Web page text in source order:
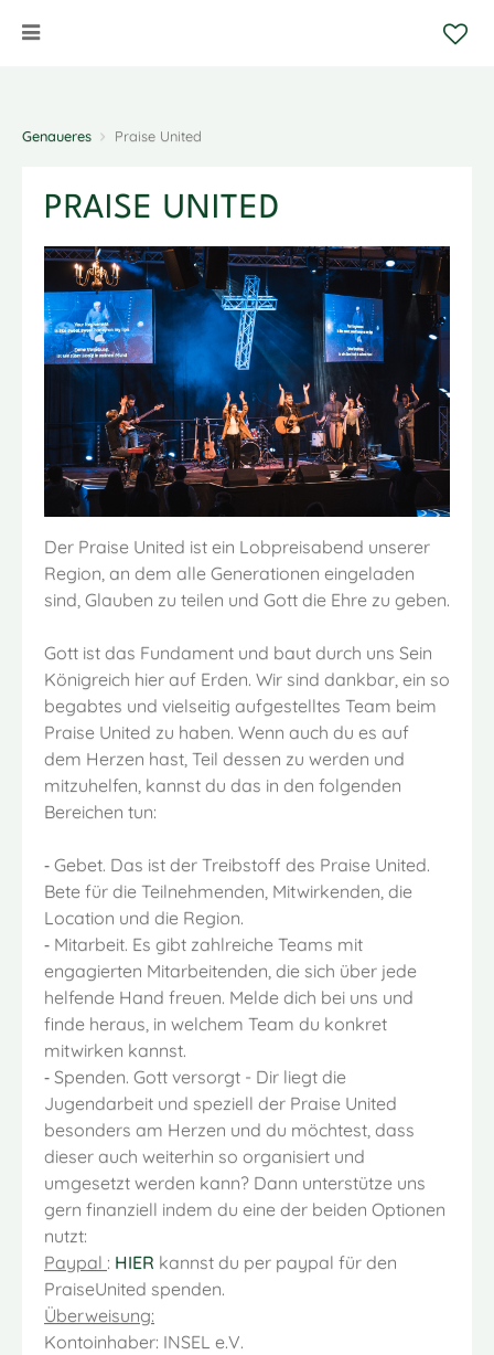
Genaueres Praise United
PRAISE UNITED
Der Praise United ist ein Lobpreisabend unserer
Region, an dem alle Generationen eingeladen
sind, Glauben zu teilen und Gott die Ehre zu geben.
Gott ist das Fundament und baut durch uns Sein
Königreich hier auf Erden. Wir sind dankbar, ein so
begabtes und vielseitig aufgestelltes Team beim
Praise United zu haben. Wenn auch du es auf
dem Herzen hast, Teil dessen zu werden und
mitzuhelfen, kannst du das in den folgenden
Bereichen tun:
⁃ Gebet. Das ist der Treibstoff des Praise United.
Bete für die Teilnehmenden, Mitwirkenden, die
Location und die Region.
⁃ Mitarbeit. Es gibt zahlreiche Teams mit
engagierten Mitarbeitenden, die sich über jede
helfende Hand freuen. Melde dich bei uns und
finde heraus, in welchem Team du konkret
mitwirken kannst.
⁃ Spenden. Gott versorgt - Dir liegt die
Jugendarbeit und speziell der Praise United
besonders am Herzen und du möchtest, dass
dieser auch weiterhin so organisiert und
umgesetzt werden kann? Dann unterstütze uns
gern finanziell indem du eine der beiden Optionen
nutzt:
Paypal : HIER kannst du per paypal für den
PraiseUnited spenden.
Überweisung:
Kontoinhaber: INSEL e.V.